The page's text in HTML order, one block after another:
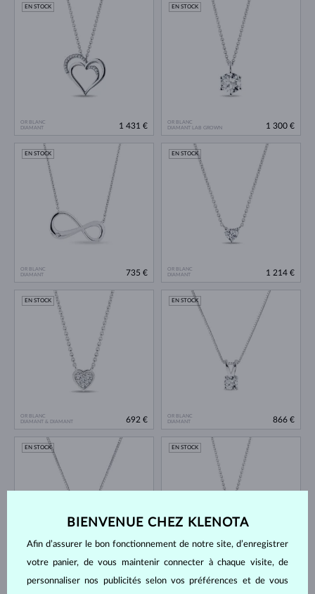
OR BLANC
DIAMANT
EN STOCK
1 431 €
OR BLANC
DIAMANT LAB GROWN
EN STOCK
1 300 €
OR BLANC
DIAMANT
EN STOCK
735 €
OR BLANC
DIAMANT
EN STOCK
1 214 €
OR BLANC
DIAMANT & DIAMANT
EN STOCK
692 €
OR BLANC
DIAMANT
EN STOCK
866 €
OR BLANC
DIAMANT BLEU
EN STOCK
953 €
OR BLANC
EN STOCK
1 040 €
BIENVENUE CHEZ KLENOTA
Afin d’assurer le bon fonctionnement de notre site, d’enregistrer
votre panier, de vous maintenir connecter à chaque visite, de
personnaliser nos publicités selon vos préférences et de vous